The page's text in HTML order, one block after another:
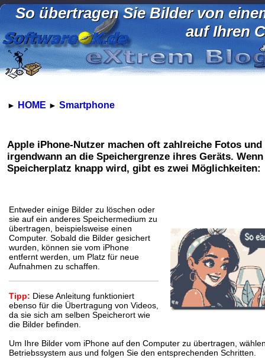
So übertragen Sie Bilder von
auf Ihren
► HOME ► Smartphone
Apple iPhone-Nutzer machen oft zahlreiche Fotos und
irgendwann an die Speichergrenze ihres Geräts.
Speicherplatz knapp wird, gibt es zwei Möglichkeiten:
Entweder einige Bilder zu löschen oder
sie auf ein anderes Speichermedium zu
übertragen, beispielsweise einen
Computer. Sobald die Bilder gesichert
wurden, können sie vom iPhone
entfernt werden, um Platz für neue
Aufnahmen zu schaffen.
Tipp: Diese Anleitung funktioniert
ebenso für die Übertragung von Videos,
da sie sich am selben Speicherort wie
die Bilder befinden.
Um Ihre Bilder vom iPhone auf den Computer zu übertragen,
Betriebssystem aus und folgen Sie den entsprechenden Schritten.